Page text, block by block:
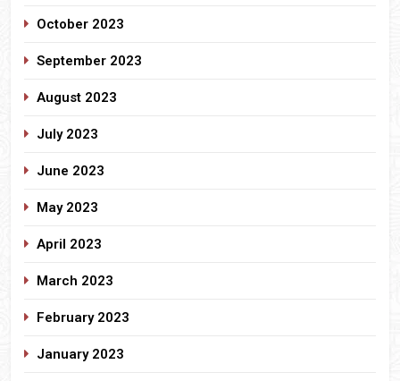
October 2023
September 2023
August 2023
July 2023
June 2023
May 2023
April 2023
March 2023
February 2023
January 2023